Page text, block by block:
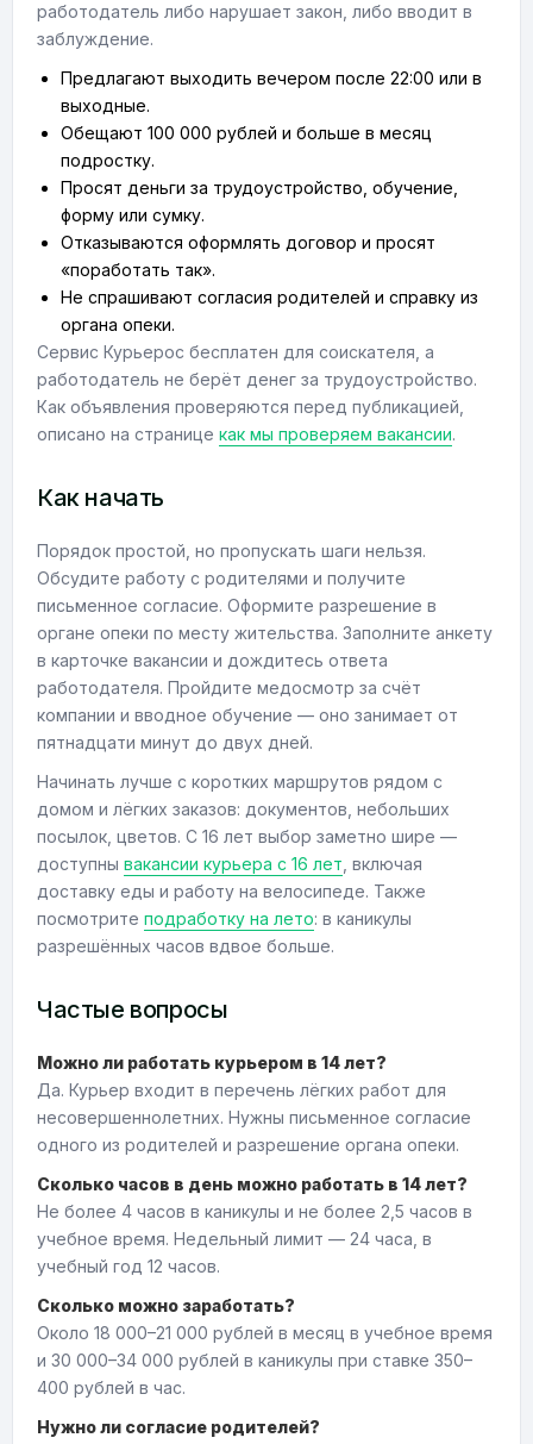
работодатель либо нарушает закон, либо вводит в
заблуждение.
Предлагают выходить вечером после 22:00 или в
выходные.
Обещают 100 000 рублей и больше в месяц
подростку.
Просят деньги за трудоустройство, обучение,
форму или сумку.
Отказываются оформлять договор и просят
«поработать так».
Не спрашивают согласия родителей и справку из
органа опеки.
Сервис Курьерос бесплатен для соискателя, а
работодатель не берёт денег за трудоустройство.
Как объявления проверяются перед публикацией,
описано на странице как мы проверяем вакансии.
Как начать
Порядок простой, но пропускать шаги нельзя.
Обсудите работу с родителями и получите
письменное согласие. Оформите разрешение в
органе опеки по месту жительства. Заполните анкету
в карточке вакансии и дождитесь ответа
работодателя. Пройдите медосмотр за счёт
компании и вводное обучение — оно занимает от
пятнадцати минут до двух дней.
Начинать лучше с коротких маршрутов рядом с
домом и лёгких заказов: документов, небольших
посылок, цветов. С 16 лет выбор заметно шире —
доступны вакансии курьера с 16 лет , включая
доставку еды и работу на велосипеде. Также
посмотрите подработку на лето: в каникулы
разрешённых часов вдвое больше.
Частые вопросы
Можно ли работать курьером в 14 лет?
Да. Курьер входит в перечень лёгких работ для
несовершеннолетних. Нужны письменное согласие
одного из родителей и разрешение органа опеки.
Сколько часов в день можно работать в 14 лет?
Не более 4 часов в каникулы и не более 2,5 часов в
учебное время. Недельный лимит — 24 часа, в
учебный год 12 часов.
Сколько можно заработать?
Около 18 000–21 000 рублей в месяц в учебное время
и 30 000–34 000 рублей в каникулы при ставке 350–
400 рублей в час.
Нужно ли согласие родителей?